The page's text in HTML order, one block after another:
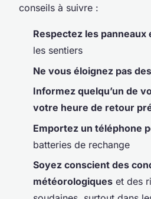
conseils à suivre :
Respectez les panneaux
les sentiers
Ne vous éloignez pas
Informez quelqu’un de
votre heure de retour
Emportez un téléphone
batteries de rechange
Soyez conscient des
météorologiques et des